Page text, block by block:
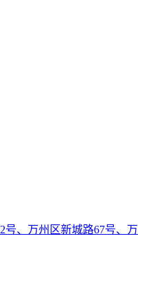
号、万州区新城路67号、万